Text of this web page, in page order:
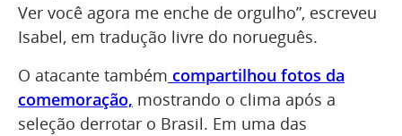
Ver você agora me enche de orgulho”, escreveu
Isabel, em tradução livre do norueguês.
O atacante também compartilhou fotos da
comemoração, mostrando o clima após a
seleção derrotar o Brasil. Em uma das